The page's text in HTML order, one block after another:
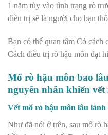
1 năm tùy vào tình trạng rò
điều trị sẽ là người cho bạn
Bạn có thể quan tâm Có cách
Cách điều trị rò hậu môn đạt
Mổ rò hậu môn bao
nguyên nhân khiến
Vết mổ rò hậu môn lâu lành
Như đã nói ở trên, sau mổ rò